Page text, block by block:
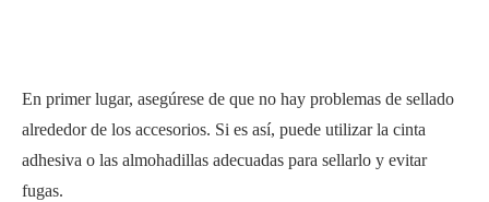
En primer lugar, asegúrese de que no hay problemas de sellado
alrededor de los accesorios. Si es así, puede utilizar la cinta
adhesiva o las almohadillas adecuadas para sellarlo y evitar
fugas.